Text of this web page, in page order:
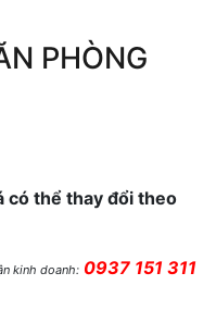
PHÒNG
có thể thay đổi theo
kinh doanh: 0937 151 311